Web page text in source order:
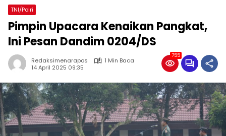
TNI/Polri
Pimpin Upacara Kenaikan Pangkat,
Ini Pesan Dandim 0204/DS
Redaksimenarapos
1 Min Baca
14 April 2025 09:35
755